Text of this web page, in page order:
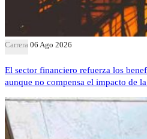
Carrera 06 Ago 2026
El sector financiero refuerza los
aunque no compensa el impacto de